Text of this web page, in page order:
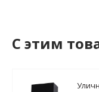
C этим